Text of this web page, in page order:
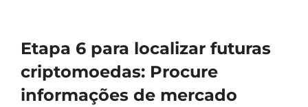
Etapa 6 para localizar futuras
criptomoedas: Procure
informações de mercado